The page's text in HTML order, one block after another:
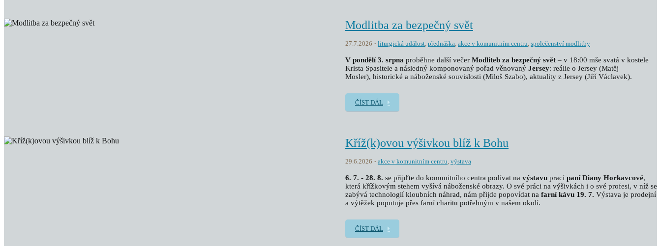
Modlitba za bezpečný svět
27.7.2026 liturgická událost, přednáška, akce v komunitním centru, společenství modlitby
V pondělí 3. srpna proběhne další večer Modliteb za bezpečný svět – v 18:00 mše svatá v kostele
Krista Spasitele a následný komponovaný pořad věnovaný Jersey: reálie o Jersey (Matěj
Mosler), historické a náboženské souvislosti (Miloš Szabo), aktuality z Jersey (Jiří Václavek).
ČÍST DÁL
Kříž(k)ovou výšivkou blíž k Bohu
29.6.2026 akce v komunitním centru, výstava
6. 7. - 28. 8. se přijďte do komunitního centra podívat na výstavu prací paní Diany Horkavcové,
která křížkovým stehem vyšívá náboženské obrazy. O své práci na výšivkách i o své profesi, v níž se
zabývá technologií kloubních náhrad, nám přijde popovídat na farní kávu 19. 7. Výstava je prodejní
a výtěžek poputuje přes farní charitu potřebným v našem okolí.
ČÍST DÁL